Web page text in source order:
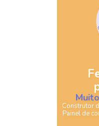
Construtor
Painel de